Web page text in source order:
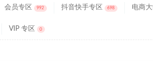
会员专区 992 抖音快手专区 698 电商
VIP 专区 0